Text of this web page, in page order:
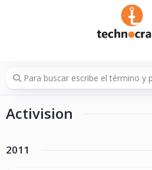
Activision
2011